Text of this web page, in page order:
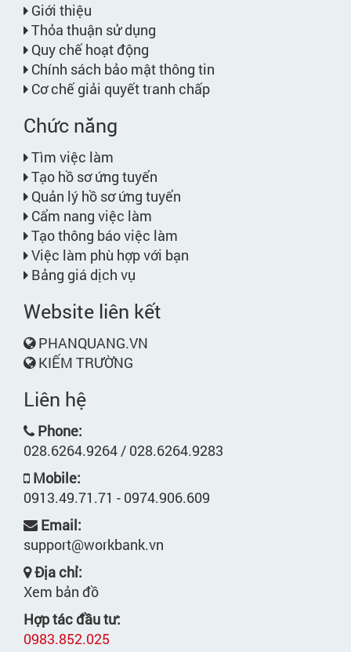
Giới thiệu
Thỏa thuận sử dụng
Quy chế hoạt động
Chính sách bảo mật thông tin
Cơ chế giải quyết tranh chấp
Chức năng
Tìm việc làm
Tạo hồ sơ ứng tuyển
Quản lý hồ sơ ứng tuyển
Cẩm nang việc làm
Tạo thông báo việc làm
Việc làm phù hợp với bạn
Bảng giá dịch vụ
Website liên kết
PHANQUANG.VN
KIẾM TRƯỜNG
Liên hệ
Phone:
028.6264.9264 / 028.6264.9283
Mobile:
0913.49.71.71 - 0974.906.609
Email:
support@workbank.vn
Địa chỉ:
Xem bản đồ
Hợp tác đầu tư:
0983.852.025